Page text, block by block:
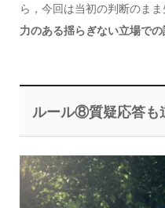
ら，今回は当初の判断のま
力のある揺らぎない立場で
ルール⑧質疑応答も